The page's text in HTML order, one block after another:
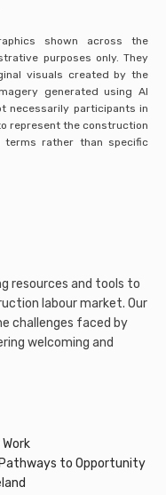
shown across the
purposes only. They
visuals created by the
generated using AI
necessarily participants in
represent the construction
terms rather than specific
resources and tools to
labour market. Our
challenges faced by
welcoming and
Pathways to Opportunity